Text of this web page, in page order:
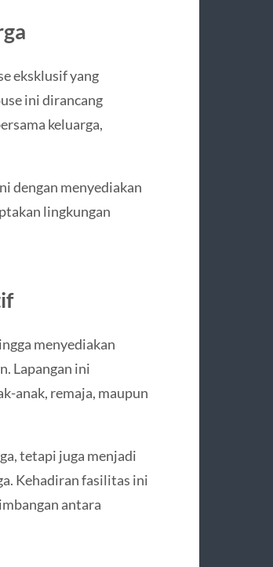
eksklusif yang
ini dirancang
keluarga,
dengan menyediakan
lingkungan
menyediakan
Lapangan ini
anak, remaja, maupun
tetapi juga menjadi
Kehadiran fasilitas ini
antara